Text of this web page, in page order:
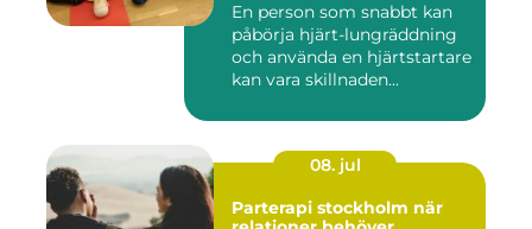
En person som snabbt kan
påbörja hjärt-lungräddning
och använda en hjärtstartare
kan vara skillnaden...
08. jul
Parterapi stockholm när